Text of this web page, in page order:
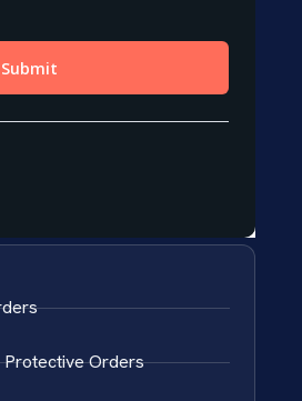
Orders